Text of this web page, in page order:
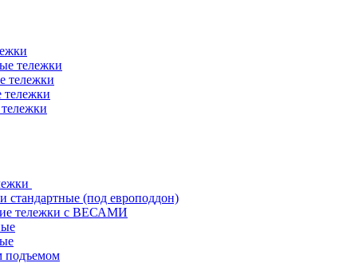
тележки
тележки
тележки
стандартные (под европоддон)
тележки с ВЕСАМИ